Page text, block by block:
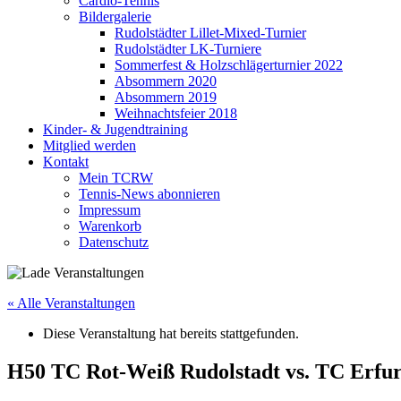
Bildergalerie
Rudolstädter Lillet-Mixed-Turnier
Rudolstädter LK-Turniere
Sommerfest & Holzschlägerturnier 2022
Absommern 2020
Absommern 2019
Weihnachtsfeier 2018
Kinder- & Jugendtraining
Mitglied werden
Kontakt
Mein TCRW
Tennis-News abonnieren
Impressum
Warenkorb
Datenschutz
« Alle Veranstaltungen
Diese Veranstaltung hat bereits stattgefunden.
H50 TC Rot-Weiß Rudolstadt vs. TC